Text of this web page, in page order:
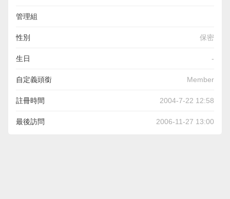
管理組
性別 保密
生日 -
自定義頭銜 Member
註冊時間 2004-7-22 12:58
最後訪問 2006-11-27 13:00